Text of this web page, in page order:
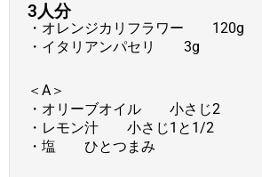
3人分
・オレンジカリフラワー 120g
・イタリアンパセリ 3g
＜A＞
・オリーブオイル 小さじ2
・レモン汁 小さじ1と1/2
・塩 ひとつまみ